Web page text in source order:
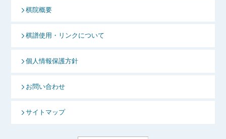
棋院概要
棋譜使用・リンクについて
個人情報保護方針
お問い合わせ
サイトマップ